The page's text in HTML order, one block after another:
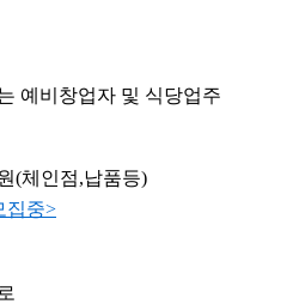
예비창업자 및 식당업주
(체인점,납품등)
집중>